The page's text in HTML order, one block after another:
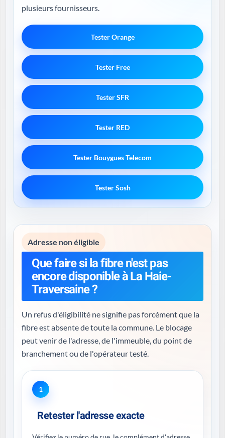
plusieurs fournisseurs.
Tester Orange
Tester Free
Tester SFR
Tester RED
Tester Bouygues Telecom
Tester Sosh
Adresse non éligible
Que faire si la fibre n'est pas
encore disponible à La Haie-
Traversaine ?
Un refus d'éligibilité ne signifie pas forcément que la
fibre est absente de toute la commune. Le blocage
peut venir de l'adresse, de l'immeuble, du point de
branchement ou de l'opérateur testé.
1
Retester l'adresse exacte